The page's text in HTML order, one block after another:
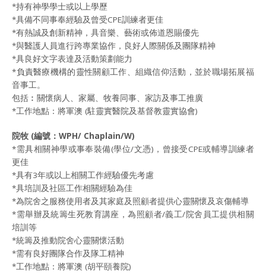
*持有神學學士或以上學歷
*具備不同事奉經驗及曾受CPE訓練者更佳
*有熱誠及創新精神，具音樂、藝術或佈道恩賜優先
*與醫護人員進行跨專業協作，良好人際關係及團隊精神
*具良好文字表達及活動策劃能力
*負責醫療機構的靈性關顧工作、組織信仰活動，並於職場拓展福
音事工。
包括︰關懷病人、家屬、牧養同事、家訪及事工推廣
*工作地點：將軍澳 (駐靈實醫院及基督教靈實協會)
院牧 (編號：WPH/ Chaplain/W)
*需具相關神學或事奉裝備(學位/文憑)，曾接受CPE或輔導訓練者
更佳
*具有3年或以上相關工作經驗優先考慮
*具培訓及社區工作相關經驗為佳
*為院舍之服務使用者及其家庭及照顧者提供心靈關懷及哀傷輔導
*需舉辦及統籌生死教育講座，為照顧者/義工/院舍員工提供相關
培訓等
*統籌及推動院舍心靈關懷活動
*需有良好團隊合作及隊工精神
*工作地點：將軍澳 (胡平頤養院)